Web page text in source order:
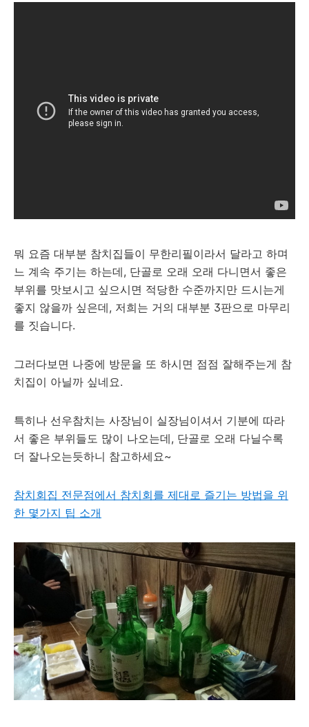
뭐 요즘 대부분 참치집들이 무한리필이라서 달라고 하며
느 계속 주기는 하는데, 단골로 오래 오래 다니면서 좋은
부위를 맛보시고 싶으시면 적당한 수준까지만 드시는게
좋지 않을까 싶은데, 저희는 거의 대부분 3판으로 마무리
를 짓습니다.
그러다보면 나중에 방문을 또 하시면 점점 잘해주는게 참
치집이 아닐까 싶네요.
특히나 선우참치는 사장님이 실장님이셔서 기분에 따라
서 좋은 부위들도 많이 나오는데, 단골로 오래 다닐수록
더 잘나오는듯하니 참고하세요~
참치회집 전문점에서 참치회를 제대로 즐기는 방법을 위
한 몇가지 팁 소개